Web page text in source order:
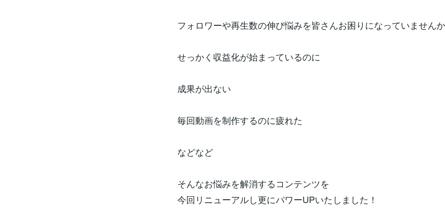
フォロワーや再生数の伸び悩みを皆さんお困りになっていません
せっかく収益化が始まっているのに
成果が出ない
毎回動画を制作するのに疲れた
などなど
そんなお悩みを解消するコンテンツを
今回リニューアルし更にパワーUPいたしました！